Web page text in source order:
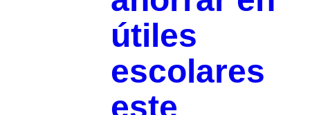
útiles
escolares
este